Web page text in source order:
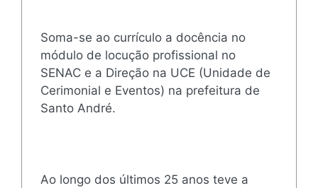
Soma-se ao currículo a docência no
módulo de locução profissional no
SENAC e a Direção na UCE (Unidade de
Cerimonial e Eventos) na prefeitura de
Santo André.
Ao longo dos últimos 25 anos teve a